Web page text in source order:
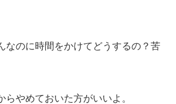
なのに時間をかけてどうするの？苦
らやめておいた方がいいよ。